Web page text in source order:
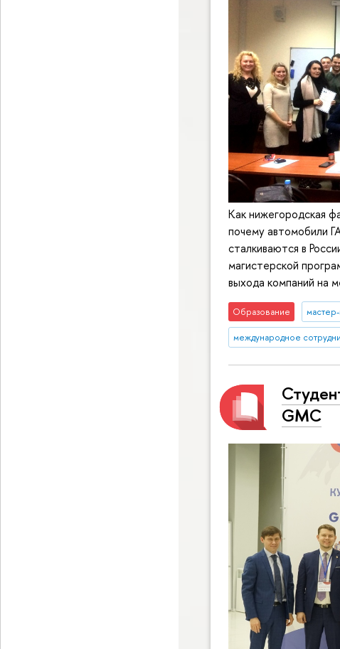
Как нижегородская
почему автомобили
сталкиваются в
магистерской
выхода компаний на
Образование
международное
GMC